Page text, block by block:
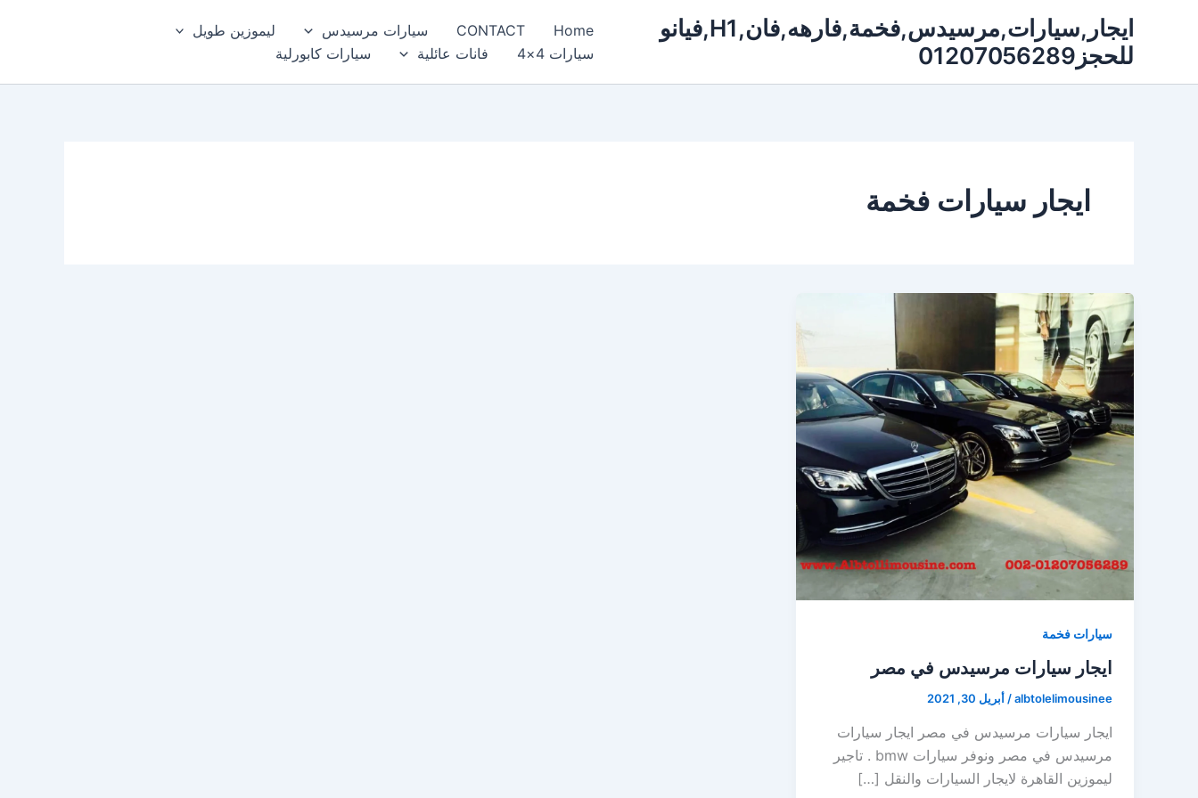
ايجار,سيارات,مرسيدس,فخمة,فارهه,فان,H1,فيانو
للحجز01207056289
Home
CONTACT سيارات مرسيدس
ليموزين طويل
سيارات 4×4
فانات عائلية سيارات كابورلية
ايجار سيارات فخمة
سيارات فخمة
ايجار سيارات مرسيدس في مصر
albtolelimousinee
/أبريل 30, 2021
ايجار سيارات مرسيدس في مصر ايجار سيارات
مرسيدس في مصر ونوفر سيارات bmw . تاجير
ليموزين القاهرة لايجار السيارات والنقل […]